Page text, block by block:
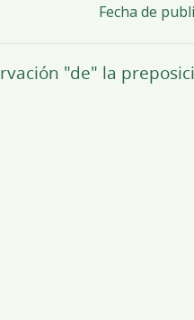
Fecha de
"de" la